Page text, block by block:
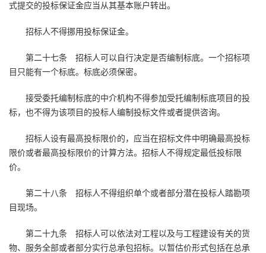
式提交的投标保证金应当从其基本账户转出。
招标人不得挪用投标保证金。
第二十七条 招标人可以自行决定是否编制标底。一个招标项
目只能有一个标底。标底必须保密。
接受委托编制标底的中介机构不得参加受托编制标底项目的投
标，也不得为该项目的投标人编制投标文件或者提供咨询。
招标人设有最高投标限价的，应当在招标文件中明确最高投标
限价或者最高投标限价的计算方法。招标人不得规定最低投标限
价。
第二十八条 招标人不得组织单个或者部分潜在投标人踏勘项
目现场。
第二十九条 招标人可以依法对工程以及与工程建设有关的货
物、服务全部或者部分实行总承包招标。以暂估价形式包括在总承